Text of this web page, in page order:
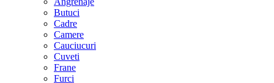
Butuci
Cadre
Camere
Cauciucuri
Cuveti
Frane
Furci